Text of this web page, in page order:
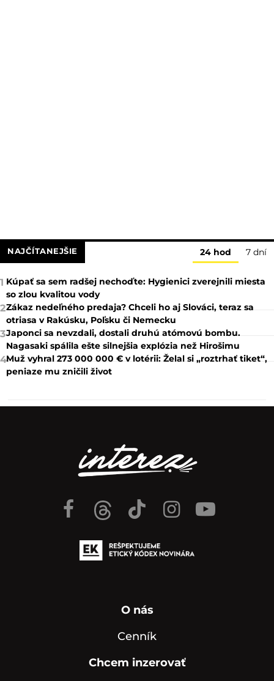
NAJČÍTANEJŠIE 24 hod 7 dní
1 Kúpať sa sem radšej nechoďte: Hygienici zverejnili miesta
so zlou kvalitou vody
2Zákaz nedeľného predaja? Chceli ho aj Slováci, teraz sa
otriasa v Rakúsku, Poľsku či Nemecku
3Japonci sa nevzdali, dostali druhú atómovú bombu.
Nagasaki spálila ešte silnejšia explózia než Hirošimu
4Muž vyhral 273 000 000 € v lotérii: Želal si „roztrhať tiket“,
peniaze mu zničili život
O nás
Cenník
Chcem inzerovať